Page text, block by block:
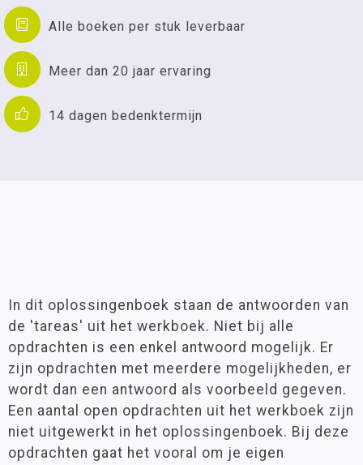
Alle boeken per stuk leverbaar
Meer dan 20 jaar ervaring
14 dagen bedenktermijn
In dit oplossingenboek staan de antwoorden van
de 'tareas' uit het werkboek. Niet bij alle
opdrachten is een enkel antwoord mogelijk. Er
zijn opdrachten met meerdere mogelijkheden, er
wordt dan een antwoord als voorbeeld gegeven.
Een aantal open opdrachten uit het werkboek zijn
niet uitgewerkt in het oplossingenboek. Bij deze
opdrachten gaat het vooral om je eigen